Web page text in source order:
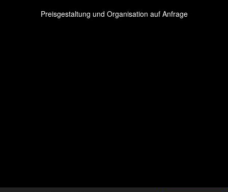
Preisgestaltung und Organisation auf Anfrage